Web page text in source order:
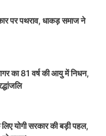
पर पथराव, धाकड़ समाज ने
का 81 वर्ष की आयु में निधन,
योगी सरकार की बड़ी पहल,